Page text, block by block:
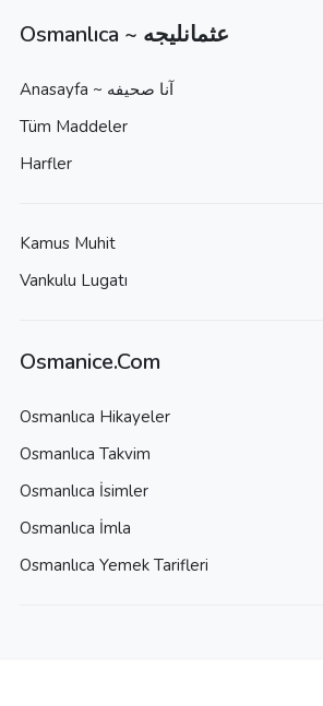
Osmanlıca ~ عثمانليجه
Anasayfa ~ آنا صحيفه
Tüm Maddeler
Harfler
Kamus Muhit
Vankulu Lugatı
Osmanice.Com
Osmanlıca Hikayeler
Osmanlıca Takvim
Osmanlıca İsimler
Osmanlıca İmla
Osmanlıca Yemek Tarifleri